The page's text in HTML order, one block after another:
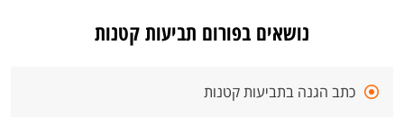
נושאים בפורום תביעות קטנות
כתב הגנה בתביעות קטנות